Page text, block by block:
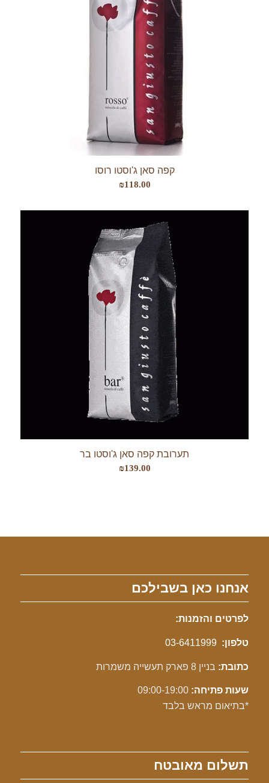
קפה סאן ג'וסטו רוסו
₪118.00
תערובת קפה סאן ג'וסטו בר
₪139.00
אנחנו כאן בשבילכם
לפרטים והזמנות:
טלפון: 03-6411999
כתובת: בניין 8 פארק תעשייה משמרות
שעות פתיחה:
*בתיאום מראש בלבד
תשלום מאובטח